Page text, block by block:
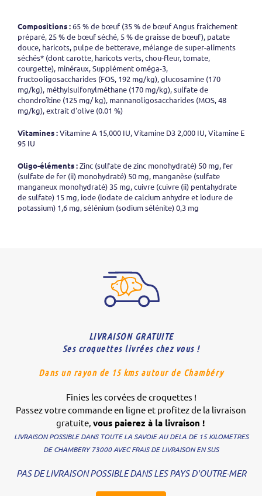
Compositions :65 % de bœuf (35 % de bœuf Angus fraîchement
préparé, 25 % de bœuf séché, 5 % de graisse de bœuf), patate
douce, haricots, pulpe de betterave, mélange de super-aliments
séchés* (dont carotte, haricots verts, chou-fleur, tomate,
courgette), minéraux, Supplément oméga-3,
fructooligosaccharides (FOS, 192 mg/kg), glucosamine (170
mg/kg), méthylsulfonylméthane (170 mg/kg), sulfate de
chondroïtine (125 mg/ kg), mannanoligosaccharides (MOS, 48
mg/kg), extrait d'olive (0.01 %)
Vitamines :Vitamine A 15,000 IU, Vitamine D3 2,000 IU, Vitamine E
95 IU
Oligo-éléments :Zinc (sulfate de zinc monohydraté) 50 mg, fer
(sulfate de fer (ii) monohydraté) 50 mg, manganèse (sulfate
manganeux monohydraté) 35 mg, cuivre (cuivre (ii) pentahydrate
de sulfate) 15 mg, iode (iodate de calcium anhydre et iodure de
potassium) 1,6 mg, sélénium (sodium sélénite) 0,3 mg
LIVRAISON GRATUITE
Ses croquettes livrées chez vous !
Dans un rayon de 15 kms autour de Chambéry
Finies les corvées de croquettes !
Passez votre commande en ligne et profitez de la livraison
gratuite, vous paierez à la livraison !
LIVRAISON POSSIBLE DANS TOUTE LA SAVOIE AU DELA DE 15 KILOMETRES
DE CHAMBERY 73000 AVEC FRAIS DE LIVRAISON EN SUS
PAS DE LIVRAISON POSSIBLE DANS LES PAYS D'OUTRE-MER